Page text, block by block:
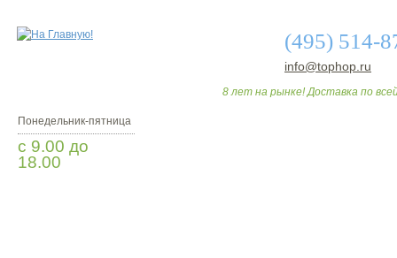
(495) 514-
info@tophop.ru
8 лет на рынке! Доставка по
Понедельник-пятница
с 9.00 до
18.00